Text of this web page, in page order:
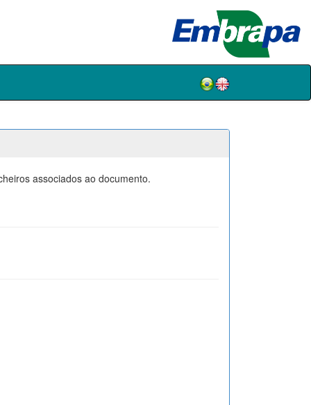
associados ao documento.